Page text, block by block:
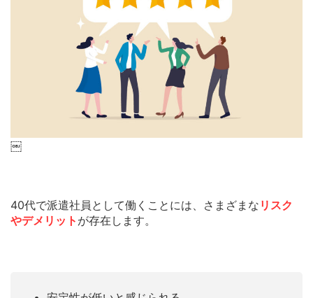
￼
40代で派遣社員として働くことには、さまざまな リスク
やデメリット が存在します。